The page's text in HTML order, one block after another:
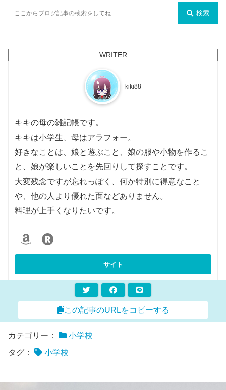
検索
kiki88
キキの母の雑記帳です。
キキは小学生、母はアラフォー。
好きなことは、娘と遊ぶこと、娘の服や小物を作るこ
と、娘が楽しいことを先回りして探すことです。
大変残念ですが忘れっぽく、何か特別に得意なこと
や、他の人より優れた面などありません。
料理が上手くなりたいです。
この記事のURLをコピーする
カテゴリー：
小学校
タグ：
小学校